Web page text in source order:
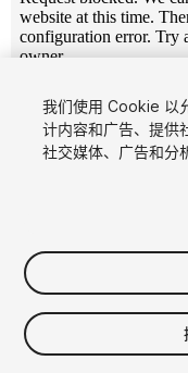
$12
增值税将在结算时计算
我们使用 Cookie 以
计内容和广告、提供
社交媒体、广告和分